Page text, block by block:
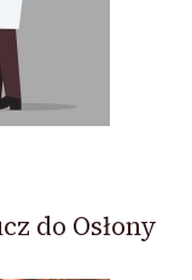
do Osłony